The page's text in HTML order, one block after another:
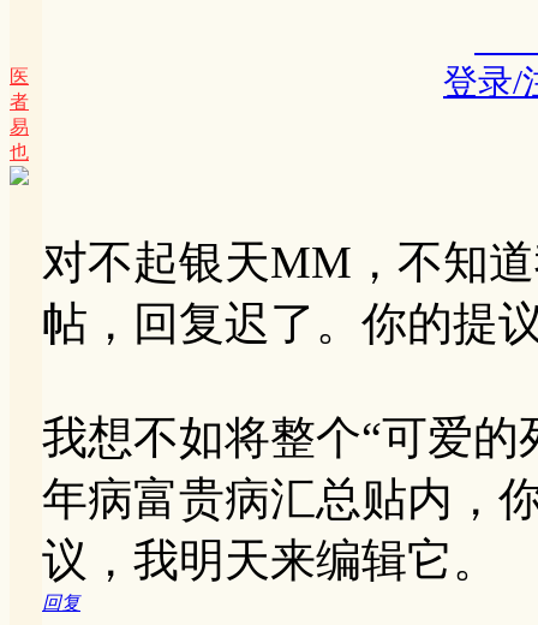
医
者
易
也
登录/
对不起银天MM，不知
帖，回复迟了。你的提
我想不如将整个“可爱
年病富贵病汇总贴内，
议，我明天来编辑它。
回复